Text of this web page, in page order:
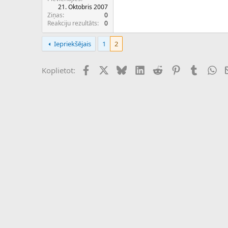
c
ē
j
s
21. Oktobris 2007
Ziņas
0
Reakciju rezultāts
0
Iepriekšējais 1 2
Koplietot: FacebookX (Twitter)
BlueskyLinkedIn
Reddit PinterestTumblr